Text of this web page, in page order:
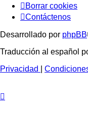
Borrar cookies
Contáctenos
Desarrollado por phpBB
Traducción al español
Privacidad